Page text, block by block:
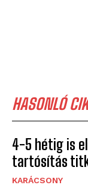
HASONLÓ
4-5 hétig is
tartósítás
KARÁCSONY